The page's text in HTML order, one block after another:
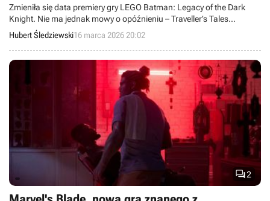
Zmieniła się data premiery gry LEGO Batman: Legacy of the Dark
Knight. Nie ma jednak mowy o opóźnieniu – Traveller’s Tales
przyspieszyło debiut gry.
Hubert Śledziewski16 marca 2026 20:02
2